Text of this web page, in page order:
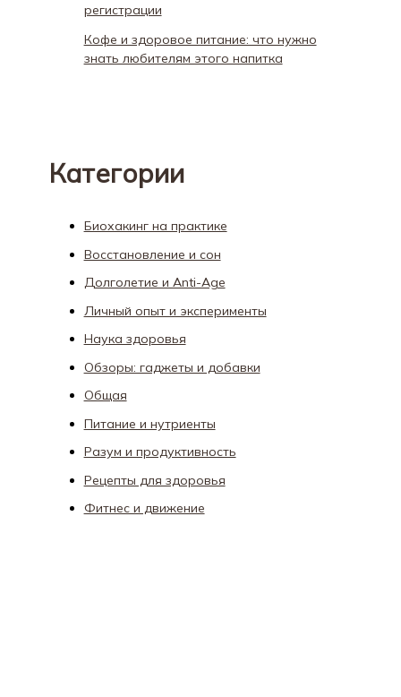
регистрации
Кофе и здоровое питание: что нужно
знать любителям этого напитка
Категории
Биохакинг на практике
Восстановление и сон
Долголетие и Anti-Age
Личный опыт и эксперименты
Наука здоровья
Обзоры: гаджеты и добавки
Общая
Питание и нутриенты
Разум и продуктивность
Рецепты для здоровья
Фитнес и движение